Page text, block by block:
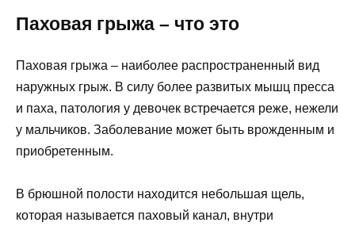
Паховая грыжа – что это
Паховая грыжа – наиболее распространенный вид
наружных грыж. В силу более развитых мышц пресса
и паха, патология у девочек встречается реже, нежели
у мальчиков. Заболевание может быть врожденным и
приобретенным.
В брюшной полости находится небольшая щель,
которая называется паховый канал, внутри